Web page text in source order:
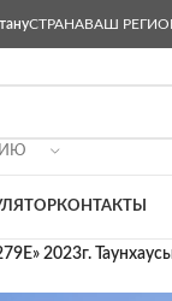
СТРАНАВАШ
КОНТАКТЫ
2023г.